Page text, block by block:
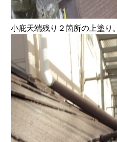
小庇天端残り２箇所の上塗り。